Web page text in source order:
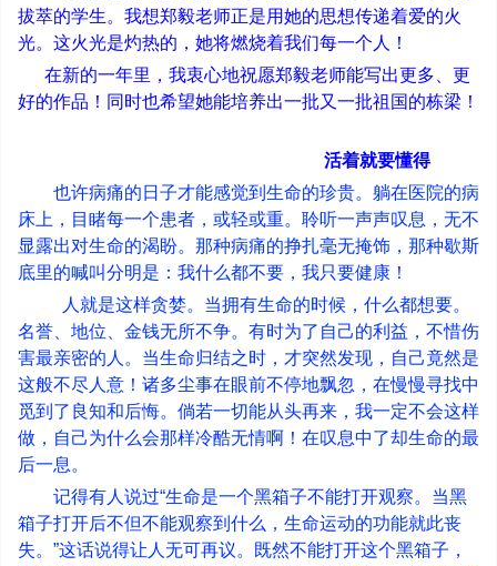
拔萃的学生。我想郑毅老师正是用她的思想传递着爱的火
光。这火光是灼热的，她将燃烧着我们每一个人！
在新的一年里，我衷心地祝愿郑毅老师能写出更多、更
好的作品！同时也希望她能培养出一批又一批祖国的栋梁！
活着就要懂得
也许病痛的日子才能感觉到生命的珍贵。躺在医院的病
床上，目睹每一个患者，或轻或重。聆听一声声叹息，无不
显露出对生命的渴盼。那种病痛的挣扎毫无掩饰，那种歇斯
底里的喊叫分明是：我什么都不要，我只要健康！
人就是这样贪婪。当拥有生命的时候，什么都想要。
名誉、地位、金钱无所不争。有时为了自己的利益，不惜伤
害最亲密的人。当生命归结之时，才突然发现，自己竟然是
这般不尽人意！诸多尘事在眼前不停地飘忽，在慢慢寻找中
觅到了良知和后悔。倘若一切能从头再来，我一定不会这样
做，自己为什么会那样冷酷无情啊！在叹息中了却生命的最
后一息。
记得有人说过“生命是一个黑箱子不能打开观察。当黑
箱子打开后不但不能观察到什么，生命运动的功能就此丧
失。”这话说得让人无可再议。既然不能打开这个黑箱子，